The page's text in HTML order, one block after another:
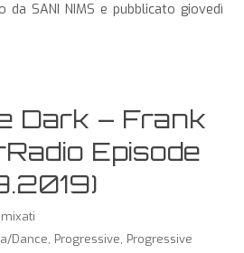
SANI NIMS e pubblicato giovedì
Dark – Frank
Episode
Dance, Progressive, Progressive